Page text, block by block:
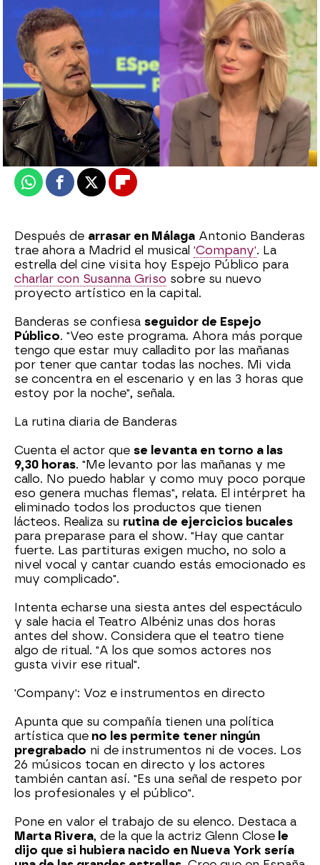
Laura Simón
Actualizado:23 de noviembre de 2022, 15:03
Publicado:23 de noviembre de 2022, 09:01
WhatsappFacebook
X Flipboard
Después de arrasar en Málaga Antonio Banderas
trae ahora a Madrid el musical 'Company'. La
estrella del cine visita hoy Espejo Público para
charlar con Susanna Griso sobre su nuevo
proyecto artístico en la capital.
Banderas se confiesa seguidor de Espejo
Público. "Veo este programa. Ahora más porque
tengo que estar muy calladito por las mañanas
por tener que cantar todas las noches. Mi vida
se concentra en el escenario y en las 3 horas que
estoy por la noche", señala.
La rutina diaria de Banderas
Cuenta el actor que se levanta en torno a las
9,30 horas. "Me levanto por las mañanas y me
callo. No puedo hablar y como muy poco porque
eso genera muchas flemas", relata. El intérpret ha
eliminado todos los productos que tienen
lácteos. Realiza su rutina de ejercicios bucales
para preparase para el show. "Hay que cantar
fuerte. Las partituras exigen mucho, no solo a
nivel vocal y cantar cuando estás emocionado es
muy complicado".
Intenta echarse una siesta antes del espectáculo
y sale hacia el Teatro Albéniz unas dos horas
antes del show. Considera que el teatro tiene
algo de ritual. "A los que somos actores nos
gusta vivir ese ritual".
'Company': Voz e instrumentos en directo
Apunta que su compañía tienen una política
artística que no les permite tener ningún
pregrabado ni de instrumentos ni de voces. Los
26 músicos tocan en directo y los actores
también cantan así. "Es una señal de respeto por
los profesionales y el público".
Pone en valor el trabajo de su elenco. Destaca a
Marta Rivera, de la que la actriz Glenn Close le
dijo que si hubiera nacido en Nueva York sería